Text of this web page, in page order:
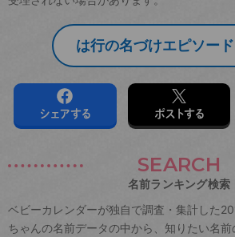
は行の名づけエピソー
シェアする ポストする
SEARCH
名前ランキング検索
ベビーカレンダーが独自で調査・集計した
ちゃんの名前データの中から、知りたい名前